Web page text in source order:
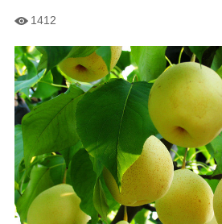
报价，成交端向低价区
步抑制市场成交情绪。...
1412